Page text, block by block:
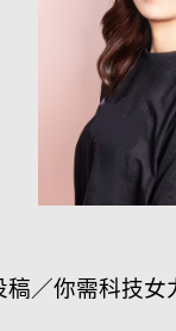
／你需科技